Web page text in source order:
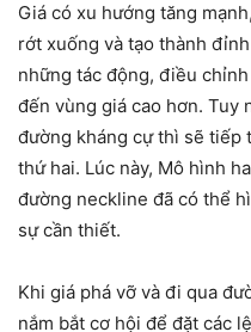
Giá có xu hướng tăng
rớt xuống và tạo thành
những tác động, điều
đến vùng giá cao hơn. Tuy
đường kháng cự thì sẽ tiếp
thứ hai. Lúc này, Mô hình
đường neckline đã có thể
sự cần thiết.
Khi giá phá vỡ và đi qua
nắm bắt cơ hội để đặt các